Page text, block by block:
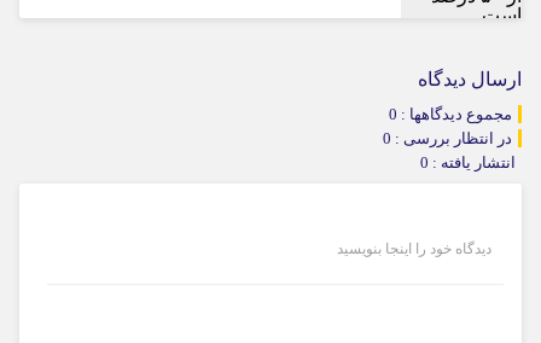
ارسال دیدگاه
مجموع دیدگاهها : 0
در انتظار بررسی : 0
انتشار یافته : 0
دیدگاه خود را اینجا بنویسید